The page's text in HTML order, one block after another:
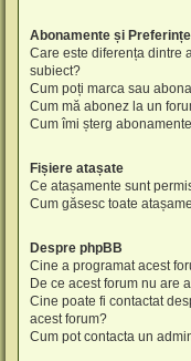
Abonamente și Preferințe
Care este diferența dintre
subiect?
Cum poți marca sau
Cum mă abonez la un
Cum îmi șterg
Fișiere atașate
Ce atașamente sunt
Cum găsesc toate
Despre phpBB
Cine a programat acest
De ce acest forum nu are
Cine poate fi contactat
acest forum?
Cum pot contacta un